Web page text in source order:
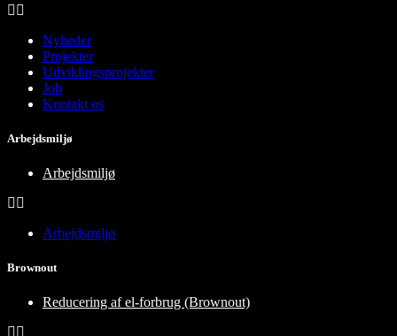
Nyheder
Projekter
Udviklingsprojekter
Job
Kontakt os
Arbejdsmiljø
Arbejdsmiljø
Arbejdsmiljø
Brownout
Reducering af el-forbrug (Brownout)